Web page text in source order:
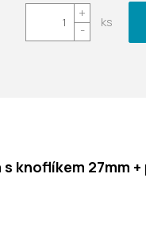
cena:
knoflíkem 27mm